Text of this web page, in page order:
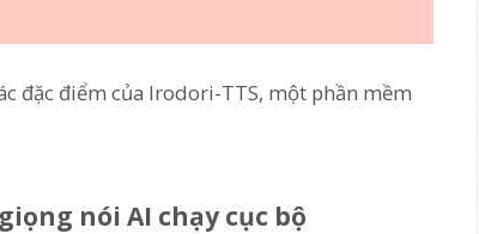
đặc điểm của Irodori-TTS, một phần mềm
nói AI chạy cục bộ